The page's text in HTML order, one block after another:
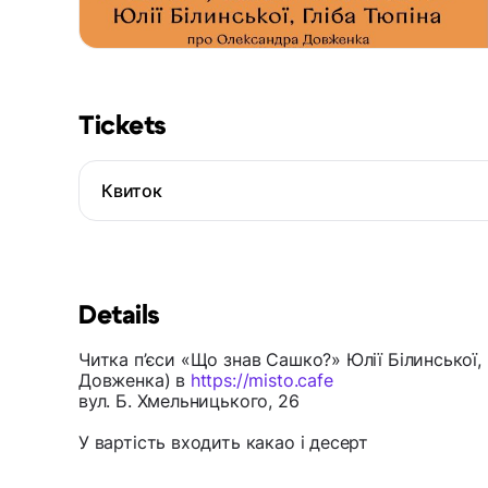
Tickets
Квиток
Details
Читка п’єси «Що знав Сашко?» Юлії
Довженка) в https://misto.cafe
вул. Б. Хмельницького, 26
У вартість входить какао і десерт